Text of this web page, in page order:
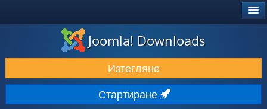
ИЗТЕГЛЯНЕ & РАЗШИРЯВАНЕ
ОТКРИВАЙТЕ & УЧЕТЕ
ОБЩНОСТ & ПОДДРЪЖКА
Joomla! Downloads
Изтегляне
Стартиране